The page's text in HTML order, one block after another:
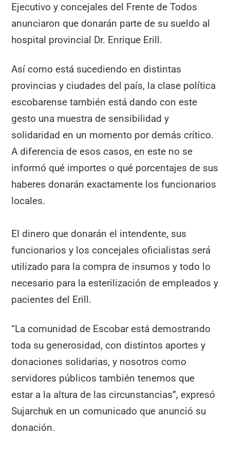
Ejecutivo y concejales del Frente de Todos
anunciaron que donarán parte de su sueldo al
hospital provincial Dr. Enrique Erill.
Así como está sucediendo en distintas
provincias y ciudades del país, la clase política
escobarense también está dando con este
gesto una muestra de sensibilidad y
solidaridad en un momento por demás crítico.
A diferencia de esos casos, en este no se
informó qué importes o qué porcentajes de sus
haberes donarán exactamente los funcionarios
locales.
El dinero que donarán el intendente, sus
funcionarios y los concejales oficialistas será
utilizado para la compra de insumos y todo lo
necesario para la esterilización de empleados y
pacientes del Erill.
“La comunidad de Escobar está demostrando
toda su generosidad, con distintos aportes y
donaciones solidarias, y nosotros como
servidores públicos también tenemos que
estar a la altura de las circunstancias”, expresó
Sujarchuk en un comunicado que anunció su
donación.